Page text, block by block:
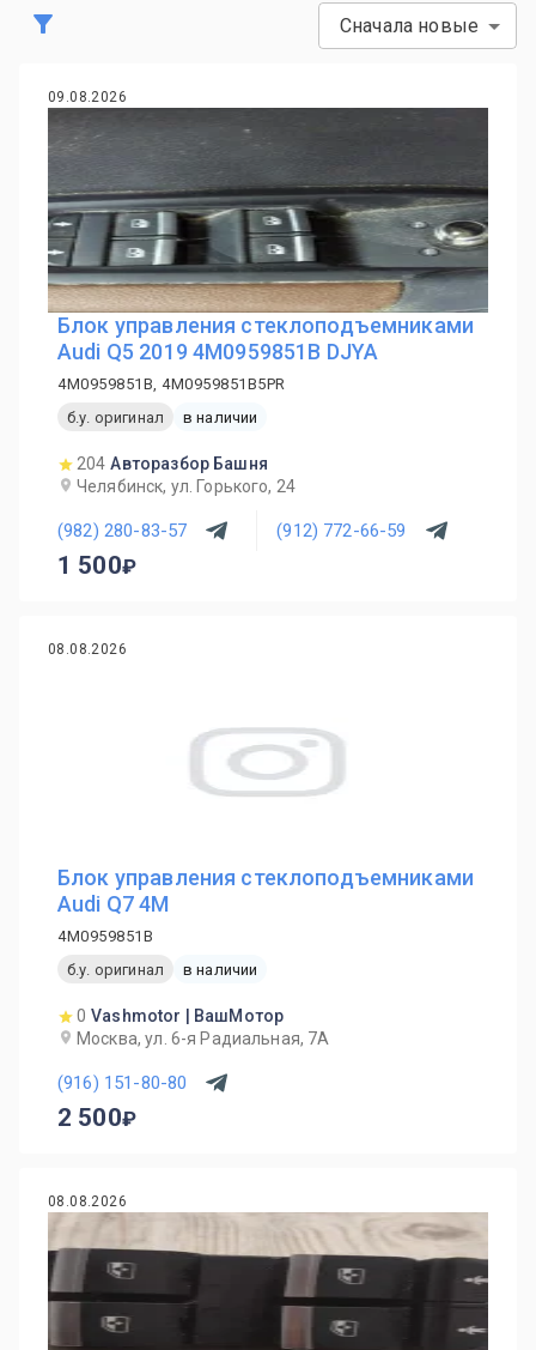
Сначала новые
09.08.2026
Блок управления стеклоподъемниками
Audi Q5 2019 4M0959851B DJYA
4M0959851B, 4M0959851B5PR
б.у. оригинал
в наличии
204 Авторазбор Башня
Челябинск, ул. Горького, 24
(982) 280-83-57 (912) 772-66-59
1 500
08.08.2026
Блок управления стеклоподъемниками
Audi Q7 4M
4M0959851B
б.у. оригинал
в наличии
0 Vashmotor | ВашМотор
Москва, ул. 6-я Радиальная, 7А
(916) 151-80-80
2 500
08.08.2026